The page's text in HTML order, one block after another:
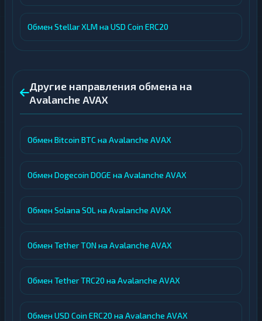
Обмен Stellar XLM на USD Coin ERC20
Другие направления обмена на
Avalanche AVAX
Обмен Bitcoin BTC на Avalanche AVAX
Обмен Dogecoin DOGE на Avalanche AVAX
Обмен Solana SOL на Avalanche AVAX
Обмен Tether TON на Avalanche AVAX
Обмен Tether TRC20 на Avalanche AVAX
Обмен USD Coin ERC20 на Avalanche AVAX